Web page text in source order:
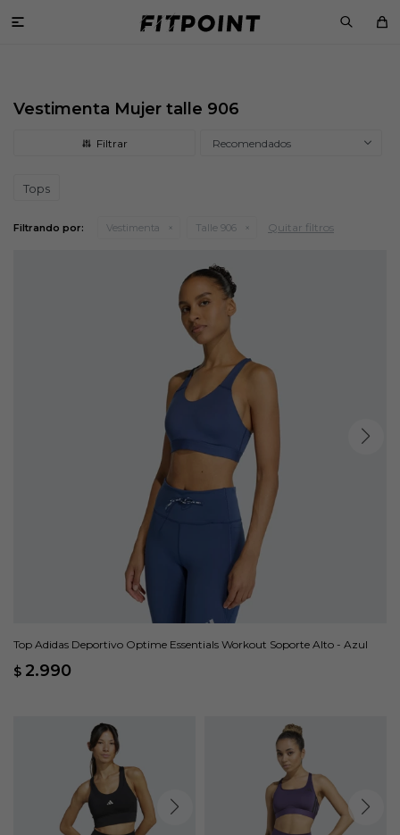

Vestimenta Mujer talle 906
Recomendados
Tops
Filtrando por: Vestimenta Talle 906 Quitar filtros
Top Adidas Deportivo Optime Essentials Workout Soporte Alto - Azul
$ 2.990